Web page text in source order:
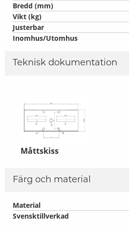
Bredd (mm)
Vikt (kg)
Justerbar
Inomhus/Utomhus
Teknisk dokumentation
Måttskiss
Färg och material
Material
Svensktillverkad